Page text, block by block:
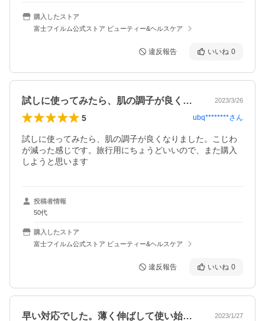
購入したストア
富士フイルム公式ストア ビューティー&ヘルスケア
違反報告 いいね 0
試しに使ってみたら、肌の調子が良くなり… 2023/3/26
5 ubq********さん
試しに使ってみたら、肌の調子が良くなりました。こじわ
が減った感じです。旅行用にちょうどいいので、また購入
しようと思います
投稿者情報
50代
購入したストア
富士フイルム公式ストア ビューティー&ヘルスケア
違反報告 いいね 0
早い対応でした。薄く伸ばして使い始めま… 2023/1/27